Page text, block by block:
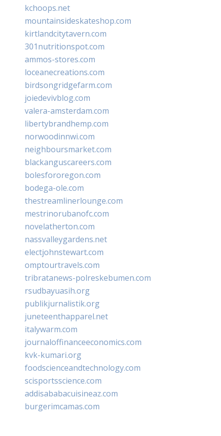
kchoops.net
mountainsideskateshop.com
kirtlandcitytavern.com
301nutritionspot.com
ammos-stores.com
loceanecreations.com
birdsongridgefarm.com
joiedevivblog.com
valera-amsterdam.com
libertybrandhemp.com
norwoodinnwi.com
neighboursmarket.com
blackanguscareers.com
bolesfororegon.com
bodega-ole.com
thestreamlinerlounge.com
mestrinorubanofc.com
novelatherton.com
nassvalleygardens.net
electjohnstewart.com
omptourtravels.com
tribratanews-polreskebumen.com
rsudbayuasih.org
publikjurnalistik.org
juneteenthapparel.net
italywarm.com
journaloffinanceeconomics.com
kvk-kumari.org
foodscienceandtechnology.com
scisportsscience.com
addisababacuisineaz.com
burgerimcamas.com